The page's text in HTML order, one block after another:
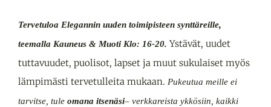
Tervetuloa Elegannin uuden toimipisteen synttäreille,
teemalla Kauneus & Muoti Klo: 16-20. Ystävät, uudet
tuttavuudet, puolisot, lapset ja muut sukulaiset myös
lämpimästi tervetulleita mukaan. Pukeutua meille ei
tarvitse, tule omana itsenäsi– verkkareista ykkösiin, kaikki